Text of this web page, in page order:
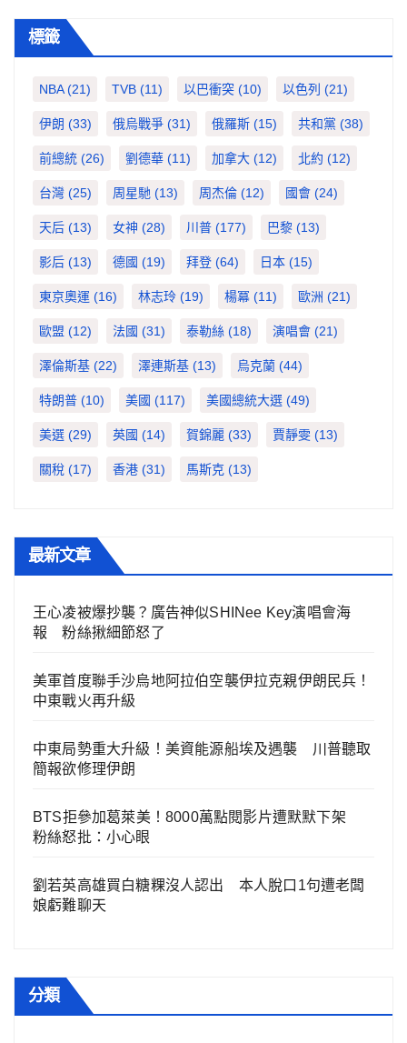
標籤
NBA(21) TVB (11) 以巴衝突 (10) 以色列 (21)
伊朗 (33) 俄烏戰爭 (31) 俄羅斯 (15) 共和黨 (38)
前總統 (26) 劉德華 (11) 加拿大 (12) 北約 (12)
台灣 (25) 周星馳 (13) 周杰倫 (12) 國會 (24)
天后 (13) 女神 (28) 川普 (177) 巴黎 (13)
影后 (13) 德國 (19) 拜登 (64) 日本 (15)
東京奧運 (16) 林志玲 (19) 楊冪 (11) 歐洲 (21)
歐盟 (12) 法國 (31) 泰勒絲 (18) 演唱會 (21)
澤倫斯基 (22) 澤連斯基 (13) 烏克蘭 (44)
特朗普 (10) 美國 (117) 美國總統大選 (49)
美選 (29) 英國 (14) 賀錦麗 (33) 賈靜雯 (13)
關稅 (17) 香港 (31) 馬斯克 (13)
最新文章
王心凌被爆抄襲？廣告神似SHINee Key演唱會海
報 粉絲揪細節怒了
美軍首度聯手沙烏地阿拉伯空襲伊拉克親伊朗民兵！
中東戰火再升級
中東局勢重大升級！美資能源船埃及遇襲 川普聽取
簡報欲修理伊朗
BTS拒參加葛萊美！8000萬點閱影片遭默默下架
粉絲怒批：小心眼
劉若英高雄買白糖粿沒人認出 本人脫口1句遭老闆
娘虧難聊天
分類